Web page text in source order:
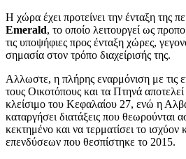
Η χώρα έχει προτείνει την ένταξη της
Emerald, το οποίο λειτουργεί ως
τις υποψήφιες προς ένταξη χώρες,
σημασία στον τρόπο διαχείρισής της.
Αλλωστε, η πλήρης εναρμόνιση με τις
τους Οικοτόπους και τα Πτηνά
κλείσιμο του Κεφαλαίου 27, ενώ η
καταργήσει διατάξεις που θεωρούνται
κεκτημένο και να τερματίσει το
επενδύσεων που θεσπίστηκε το 2015.